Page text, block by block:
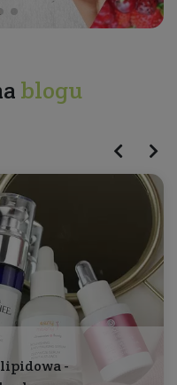
blogu
-